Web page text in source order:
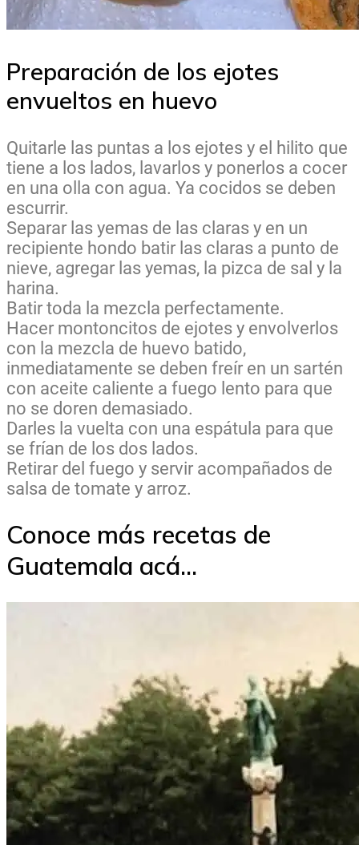
Preparación de los ejotes
envueltos en huevo
Quitarle las puntas a los ejotes y el hilito que
tiene a los lados, lavarlos y ponerlos a cocer
en una olla con agua. Ya cocidos se deben
escurrir.
Separar las yemas de las claras y en un
recipiente hondo batir las claras a punto de
nieve, agregar las yemas, la pizca de sal y la
harina.
Batir toda la mezcla perfectamente.
Hacer montoncitos de ejotes y envolverlos
con la mezcla de huevo batido,
inmediatamente se deben freír en un sartén
con aceite caliente a fuego lento para que
no se doren demasiado.
Darles la vuelta con una espátula para que
se frían de los dos lados.
Retirar del fuego y servir acompañados de
salsa de tomate y arroz.
Conoce más recetas de
Guatemala acá...